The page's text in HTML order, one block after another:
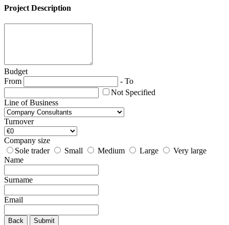
Project Description
Budget
From
- To
Not Specified
Line of Business
Turnover
Company size
Sole trader
Small Medium Large
Very large
Name
Surname
Email
Back Submit